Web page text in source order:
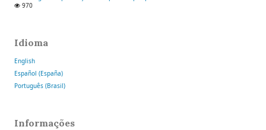
970
Idioma
English
Español (España)
Português (Brasil)
Informações